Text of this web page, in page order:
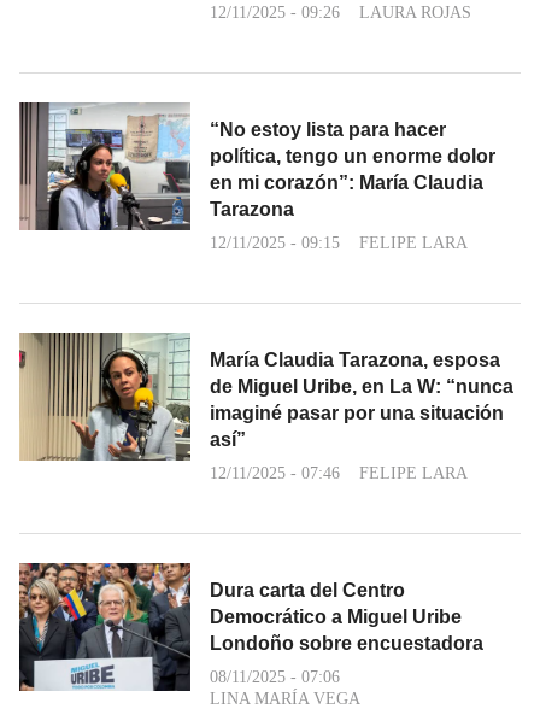
12/11/2025 - 09:26 LAURA ROJAS
“No estoy lista para hacer
política, tengo un enorme dolor
en mi corazón”: María Claudia
Tarazona
12/11/2025 - 09:15 FELIPE LARA
María Claudia Tarazona, esposa
de Miguel Uribe, en La W: “nunca
imaginé pasar por una situación
así”
12/11/2025 - 07:46 FELIPE LARA
Dura carta del Centro
Democrático a Miguel Uribe
Londoño sobre encuestadora
08/11/2025 - 07:06
LINA MARÍA VEGA